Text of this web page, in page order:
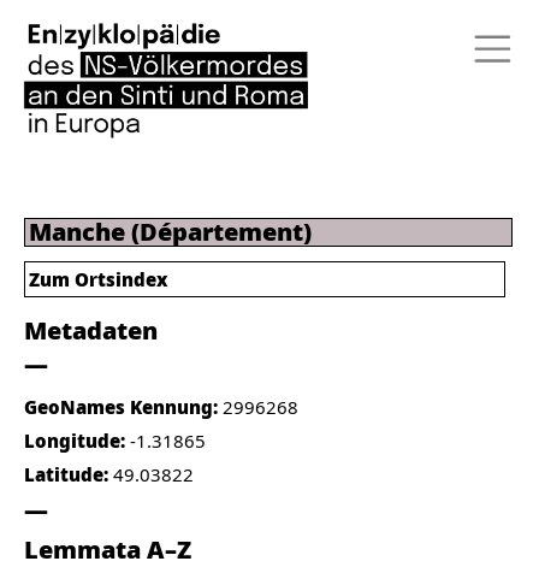
Manche (Département)
Metadaten
GeoNames Kennung: 2996268
Longitude: -1.31865
Latitude: 49.03822
Lemmata A–Z
Zum Ortsindex